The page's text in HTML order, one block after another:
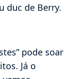
duc de Berry.
pode soar
Já o